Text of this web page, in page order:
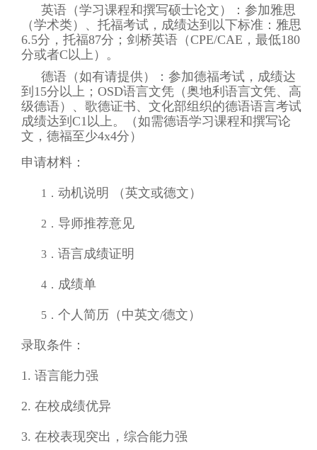
英语（学习课程和撰写硕士论文）：参加雅思
（学术类）、托福考试，成绩达到以下标准：雅思
6.5分，托福87分；剑桥英语（CPE/CAE，最低180
分或者C以上）。
德语（如有请提供）：参加德福考试，成绩达
到15分以上；OSD语言文凭（奥地利语言文凭、高
级德语）、歌德证书、文化部组织的德语语言考试
成绩达到C1以上。（如需德语学习课程和撰写论
文，德福至少4x4分）
申请材料：
1． 动机说明 （英文或德文）
2． 导师推荐意见
3． 语言成绩证明
4． 成绩单
5． 个人简历（中英文/德文）
录取条件：
1. 语言能力强
2. 在校成绩优异
3. 在校表现突出，综合能力强